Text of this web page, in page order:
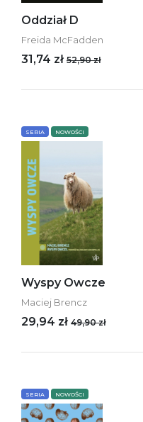
Oddział D
Freida McFadden
31,74 zł 52,90 zł
SERIA NOWOŚCI
Wyspy Owcze
Maciej Brencz
29,94 zł 49,90 zł
SERIA NOWOŚCI